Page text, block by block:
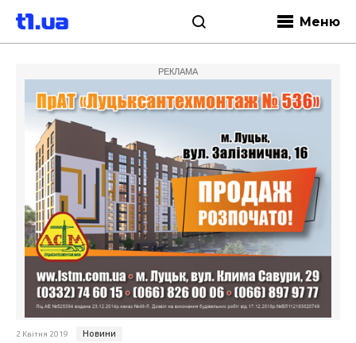
Меню
РЕКЛАМА
2 Квітня 2019 Новини